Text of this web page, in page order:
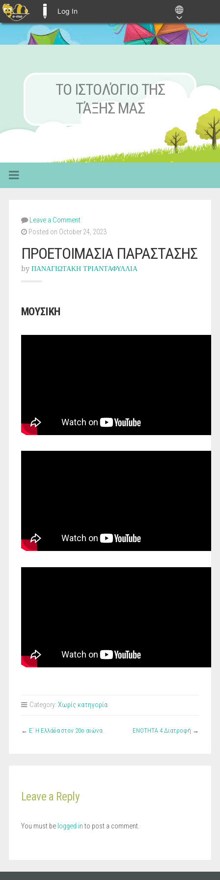
Log In
ΤΟ ΙΣΤΟΛΌΓΙΟ ΤΗΣ
ΤΆΞΗΣ ΜΑΣ
Leave a Comment
Posted on October 24, 2023
ΠΡΟΕΤΟΙΜΑΣΙΑ ΠΑΡΑΣΤΑΣΗΣ
by ΠΑΝΑΓΙΩΤΑΚΗ ΤΡΙΑΝΤΑΦΥΛΛΙΑ
ΜΟΥΣΙΚΗ
Category: Χωρίς κατηγορία
← Ε΄ Η Ελλάδα στον 20ο αιώνα ΕΝΟΤΗΤΑ 4 Διατροφή →
Leave a Reply
You must be logged in to post a comment.